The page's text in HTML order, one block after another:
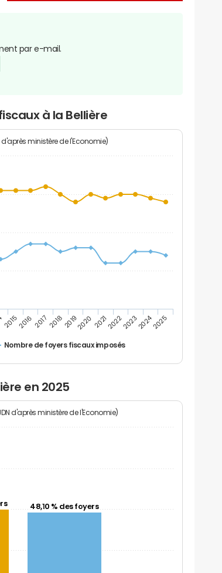
par e-mail.
à la Bellière
ministère de l'Economie)
Nombre de foyers fiscaux imposés
20152016 2017 20182019202020212022202320242025
en 2025
d'après ministère de l'Economie)
48,10 % des foyers